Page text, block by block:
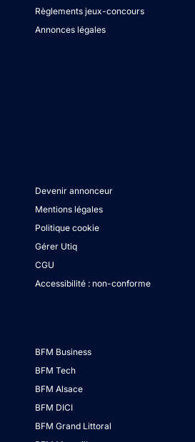
Règlements jeux-concours
Annonces légales
Devenir annonceur
Mentions légales
Politique cookie
Gérer Utiq
CGU
Accessibilité : non-conforme
BFM Business
BFM Tech
BFM Alsace
BFM DICI
BFM Grand Littoral